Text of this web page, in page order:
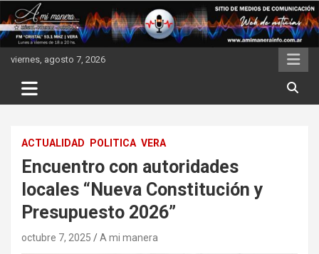
to
content
viernes, agosto 7, 2026
ACTUALIDAD POLITICA VERA
Encuentro con autoridades
locales “Nueva Constitución y
Presupuesto 2026”
octubre 7, 2025 A mi manera